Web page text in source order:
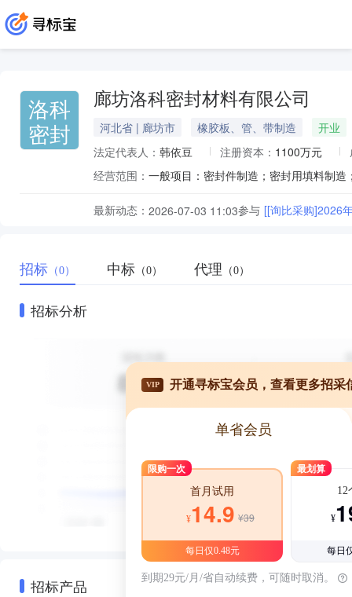
洛科
密封
廊坊洛科密封材料有限公司
河北省 | 廊坊市 橡胶板、管、带制造
开业
法定代表人： 韩依豆 注册资本： 1100万元
经营范围：
最新动态： 2026-07-03 11:03参与 [[询比采购]2026
招标 （0） 中标 （0） 代理 （0）
招标分析
招标产品
VIP 开通寻标宝会员，查看更多招采
单省会员
限购一次
首月试用
¥14.9 ¥39
每日仅0.48元
最划算
12
¥
每日
到期29元/月/省自动续费，可随时取消。